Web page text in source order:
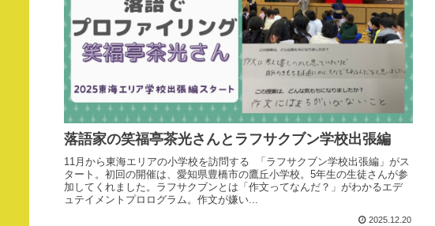
落語家の笑福亭茶光さんとラフサクブン学校出張編
11月から東海エリアの小学校を訪問する 「ラフサクブン学校出張編」がス
タート。初回の開催は、愛知県豊橋市の鷹丘小学校。5年生の生徒さんが参
加してくれました。ラフサクブンとは「作文ってなんだ？」がわかるエデ
ュテイメントプロログラム。作文が嫌い...
2025.12.20